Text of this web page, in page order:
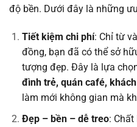
độ bền. Dưới đây là những
Tiết kiệm chi phí: Chỉ từ
đồng, bạn đã có thể sở
tượng đẹp. Đây là lựa
đình trẻ, quán café,
làm mới không gian mà
Đẹp – bền – dễ treo: Chất